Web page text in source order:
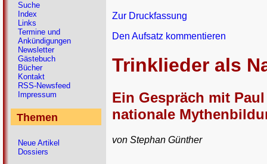
Zur Druckfassung
Den Aufsatz kommentieren
Trinklieder als
Ein Gespräch mit
nationale
von Stephan Günther
Suche
Index
Links
Termine und
Ankündigungen
Newsletter
Gästebuch
Bücher
Kontakt
RSS-Newsfeed
Impressum
Themen
Neue Artikel
Dossiers